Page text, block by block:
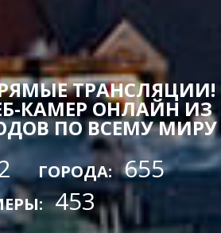
ТРАНСЛЯЦИИ!
КАМЕР ОНЛАЙН ИЗ
ПО ВСЕМУ МИРУ
ГОРОДА: 655
453